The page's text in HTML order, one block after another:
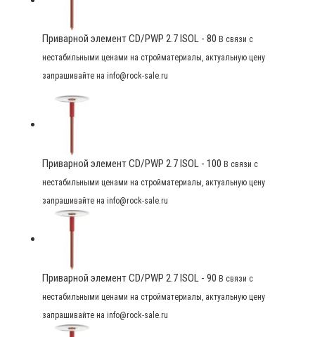
Приварной элемент CD/PWP 2.7 ISOL - 80 В связи с
нестабильными ценами на стройматериалы, актуальную цену
запрашивайте на info@rock-sale.ru
Приварной элемент CD/PWP 2.7 ISOL - 100 В связи с
нестабильными ценами на стройматериалы, актуальную цену
запрашивайте на info@rock-sale.ru
Приварной элемент CD/PWP 2.7 ISOL - 90 В связи с
нестабильными ценами на стройматериалы, актуальную цену
запрашивайте на info@rock-sale.ru